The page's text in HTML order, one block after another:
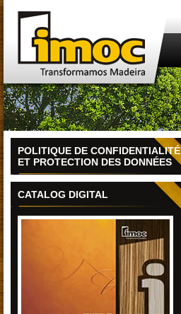
POLITIQUE DE CONFIDENTIALITÉ
ET PROTECTION DES DONNÉES
CATALOG DIGITAL